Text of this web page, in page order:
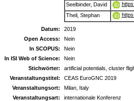
Seelbinder, David
Theil, Stephan
Datum:
2019
Open Access:
Nein
In SCOPUS:
Nein
In ISI Web of Science:
Nein
Stichwörter:
artificial potentials, cluster
Veranstaltungstitel:
CEAS EuroGNC 2019
Veranstaltungsort:
Milan, Italy
Veranstaltungsart:
internationale Konferenz